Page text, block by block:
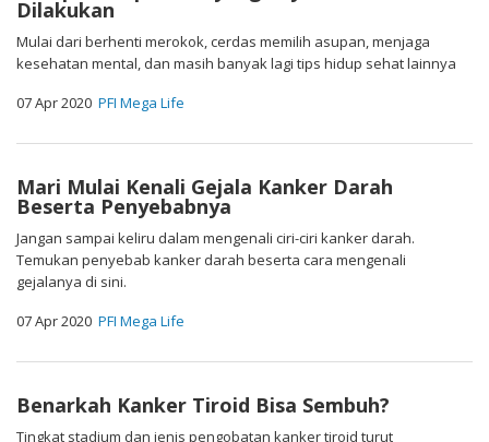
Dilakukan
Mulai dari berhenti merokok, cerdas memilih asupan, menjaga
kesehatan mental, dan masih banyak lagi tips hidup sehat lainnya
07 Apr 2020 PFI Mega Life
Mari Mulai Kenali Gejala Kanker Darah
Beserta Penyebabnya
Jangan sampai keliru dalam mengenali ciri-ciri kanker darah.
Temukan penyebab kanker darah beserta cara mengenali
gejalanya di sini.
07 Apr 2020 PFI Mega Life
Benarkah Kanker Tiroid Bisa Sembuh?
Tingkat stadium dan jenis pengobatan kanker tiroid turut